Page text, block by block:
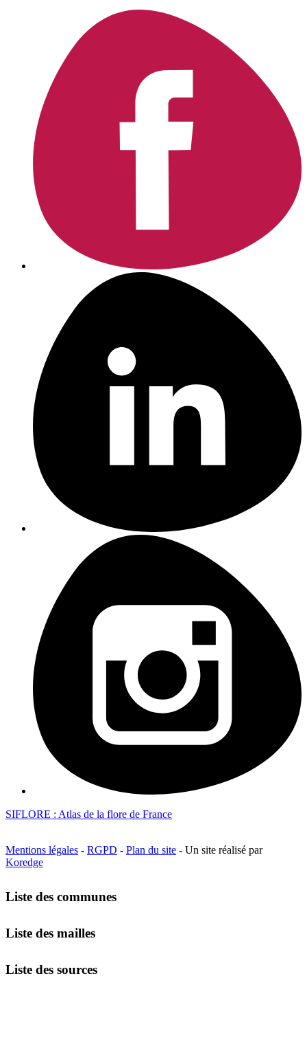
SIFLORE : Atlas de la flore de France
Mentions légales - RGPD - Plan du site - Un site réalisé par
Koredge
Liste des communes
Liste des mailles
Liste des sources